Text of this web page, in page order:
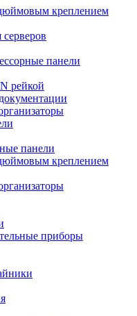
креплением
панели
рейкой
панели
креплением
приборы